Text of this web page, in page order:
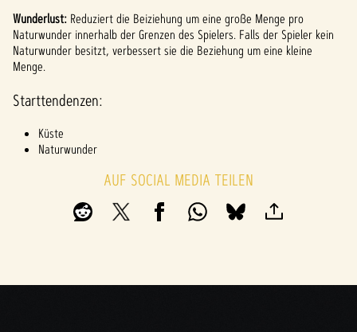
Inde
m du
auf
"Spiel
en"
t,
mst
du
n von
Wunderlust: Reduziert die Beiziehung um eine große Menge pro
Naturwunder innerhalb der Grenzen des Spielers. Falls der Spieler kein
Naturwunder besitzt, verbessert sie die Beziehung um eine kleine
Menge.
Starttendenzen:
Küste
Naturwunder
AUF SOCIAL MEDIA TEILEN